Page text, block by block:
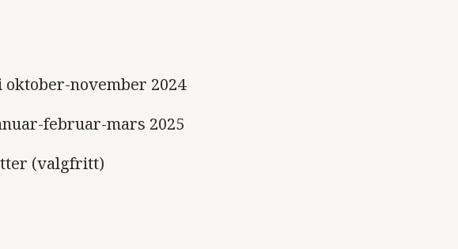
november 2024
februar-mars 2025
(valgfritt)